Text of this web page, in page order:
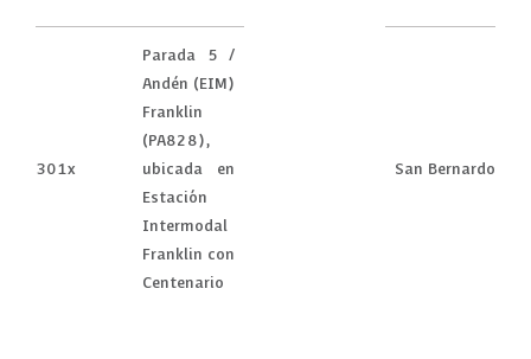
301x
Parada 5 /
Andén (EIM)
Franklin
(PA828),
ubicada en
Estación
Intermodal
Franklin con
Centenario
San Bernardo